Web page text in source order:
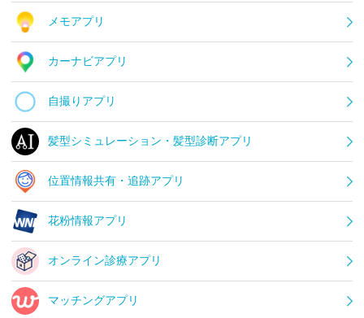
メモアプリ
カーナビアプリ
自撮りアプリ
髪型シミュレーション・髪型診断アプリ
位置情報共有・追跡アプリ
花粉情報アプリ
オンライン診療アプリ
マッチングアプリ